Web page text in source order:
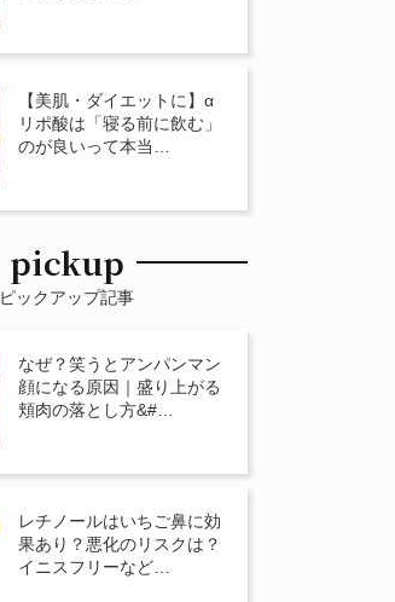
【美肌・ダイエットに】α
リポ酸は「寝る前に飲む」
のが良いって本当…
pickup
ピックアップ記事
なぜ？笑うとアンパンマン
顔になる原因｜盛り上がる
頬肉の落とし方&#…
レチノールはいちご鼻に効
果あり？悪化のリスクは？
イニスフリーなど…